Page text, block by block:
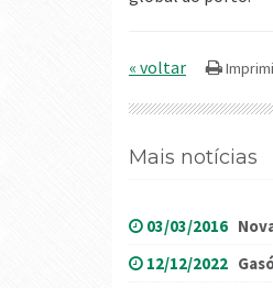
« voltar
Mais notícias
03/03/2016
12/12/2022